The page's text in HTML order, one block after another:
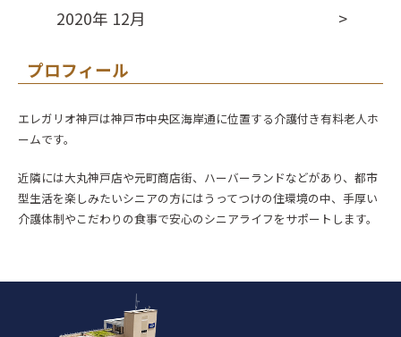
2020年 12月
プロフィール
エレガリオ神戸は神戸市中央区海岸通に位置する介護付き有料老人ホ
ームです。
近隣には大丸神戸店や元町商店街、ハーバーランドなどがあり、都市
型生活を楽しみたいシニアの方にはうってつけの住環境の中、手厚い
介護体制やこだわりの食事で安心のシニアライフをサポートします。